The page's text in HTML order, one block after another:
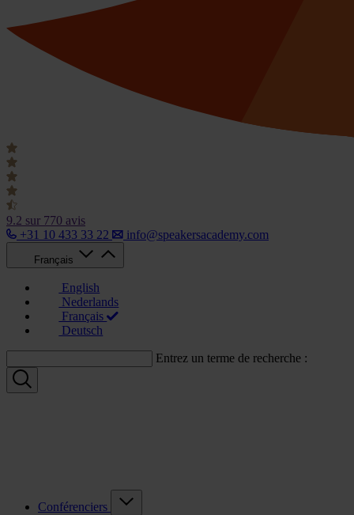
9.2 sur 770 avis
+31 10 433 33 22
info@speakersacademy.com
Français
English
Nederlands
Français
Deutsch
Entrez un terme de recherche :
Conférenciers